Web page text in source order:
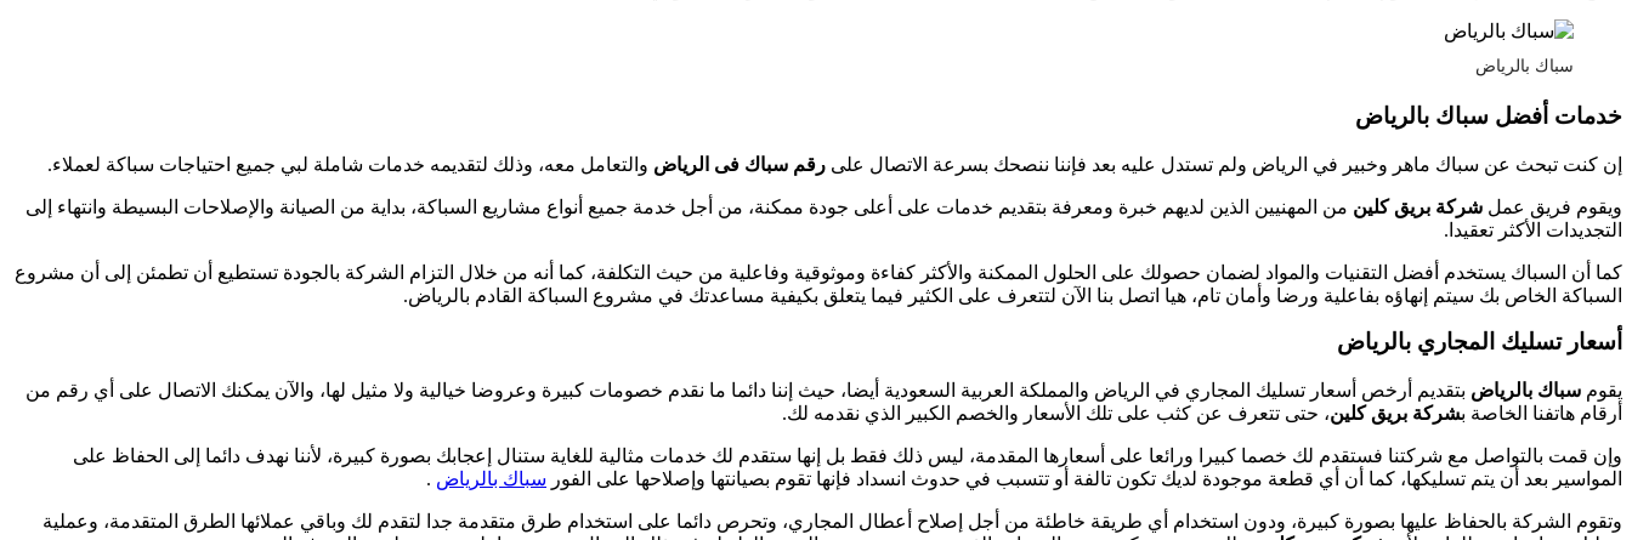
سباك بالرياض
خدمات أفضل سباك بالرياض
إن كنت تبحث عن سباك ماهر وخبير في الرياض ولم تستدل عليه بعد فإننا ننصحك بسرعة الاتصال على رقم سباك فى الرياض والتعامل معه، وذلك لتقديمه خدمات شاملة لبي جميع احتياجات سباكة لعملاء.
ويقوم فريق عمل شركة بريق كلين من المهنيين الذين لديهم خبرة ومعرفة بتقديم خدمات على أعلى جودة ممكنة، من أجل خدمة جميع أنواع مشاريع السباكة، بداية من الصيانة والإصلاحات البسيطة وانتهاء إلى
التجديدات الأكثر تعقيدا.
كما أن السباك يستخدم أفضل التقنيات والمواد لضمان حصولك على الحلول الممكنة والأكثر كفاءة وموثوقية وفاعلية من حيث التكلفة، كما أنه من خلال التزام الشركة بالجودة تستطيع أن تطمئن إلى أن مشروع
السباكة الخاص بك سيتم إنهاؤه بفاعلية ورضا وأمان تام، هيا اتصل بنا الآن لتتعرف على الكثير فيما يتعلق بكيفية مساعدتك في مشروع السباكة القادم بالرياض.
أسعار تسليك المجاري بالرياض
يقوم سباك بالرياض بتقديم أرخص أسعار تسليك المجاري في الرياض والمملكة العربية السعودية أيضا، حيث إننا دائما ما نقدم خصومات كبيرة وعروضا خيالية ولا مثيل لها، والآن يمكنك الاتصال على أي رقم من
أرقام هاتفنا الخاصة بشركة بريق كلين، حتى تتعرف عن كثب على تلك الأسعار والخصم الكبير الذي نقدمه لك.
وإن قمت بالتواصل مع شركتنا فستقدم لك خصما كبيرا ورائعا على أسعارها المقدمة، ليس ذلك فقط بل إنها ستقدم لك خدمات مثالية للغاية ستنال إعجابك بصورة كبيرة، لأننا نهدف دائما إلى الحفاظ على
المواسير بعد أن يتم تسليكها، كما أن أي قطعة موجودة لديك تكون تالفة أو تتسبب في حدوث انسداد فإنها تقوم بصيانتها وإصلاحها على الفور سباك بالرياض .
وتقوم الشركة بالحفاظ عليها بصورة كبيرة، ودون استخدام أي طريقة خاطئة من أجل إصلاح أعطال المجاري، وتحرص دائما على استخدام طرق متقدمة جدا لتقدم لك وباقي عملائها الطرق المتقدمة، وعملية